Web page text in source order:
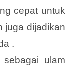
cepat untuk
juga dijadikan
.
ulam